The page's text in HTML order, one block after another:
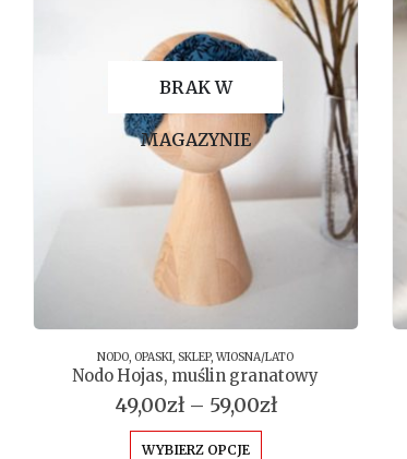
BRAK W
MAGAZYNIE
NODO,OPASKI,SKLEP,WIOSNA/LATO
Nodo Hojas, muślin granatowy
49,00zł – 59,00złZakres
WYBIERZ OPCJE
Ten produkt ma wiele wariantów. Opcje można wybrać na stronie produktu